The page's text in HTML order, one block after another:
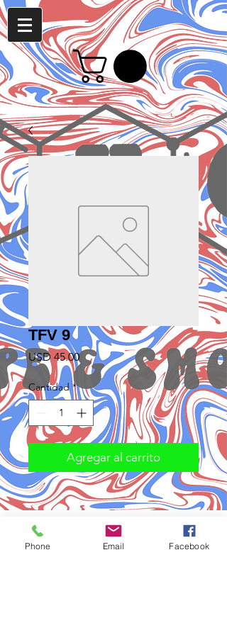
TFV 9
USD 45.00Precio
Cantidad *
Agregar al carrito
Phone Email Facebook